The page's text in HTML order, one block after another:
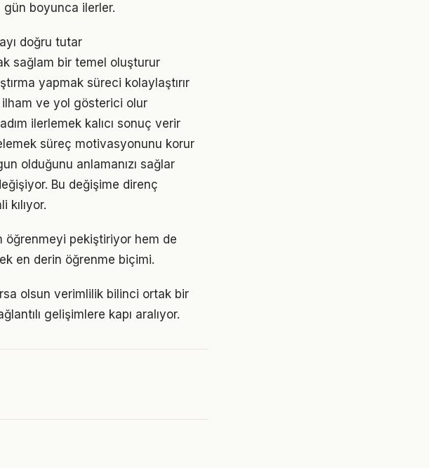
gün boyunca ilerler.
doğru tutar
sağlam bir temel oluşturur
yapmak süreci kolaylaştırır
ilham ve yol gösterici olur
ilerlemek kalıcı sonuç verir
süreç motivasyonunu korur
olduğunu anlamanızı sağlar
Bu değişime direnç
öğrenmeyi pekiştiriyor hem de
en derin öğrenme biçimi.
olsun verimlilik bilinci ortak bir
gelişimlere kapı aralıyor.